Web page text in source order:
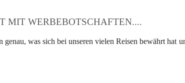
MIT WERBEBOTSCHAFTEN....
was sich bei unseren vielen Reisen bewährt hat